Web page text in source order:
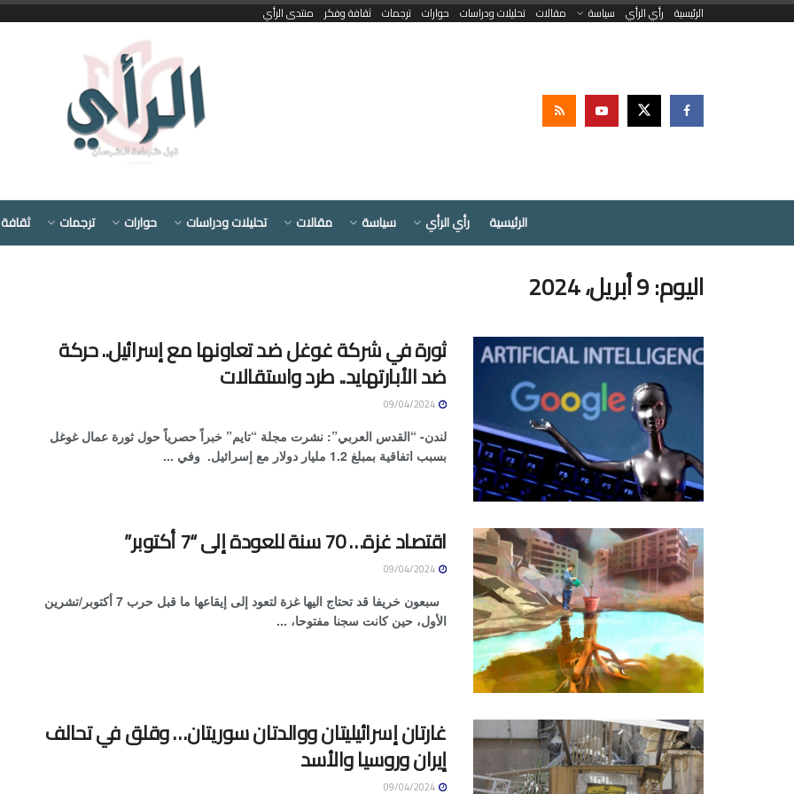
الرئيسية رأي الرأي سياسة مقالات تحليلات ودراسات حوارات ترجمات ثقافة وفكر منتدى الرأي
الرئيسية رأي الرأي سياسة مقالات تحليلات ودراسات حوارات ترجمات
اليوم:9 أبريل، 2024
ثورة في شركة غوغل ضد تعاونها مع إسرائيل.. حركة
ضد الأبارتهايد.. طرد واستقالات
لندن- “القدس العربي”: نشرت مجلة “تايم” خبراً حصرياً حول ثورة عمال غوغل
بسبب اتفاقية بمبلغ 1.2 مليار دولار مع إسرائيل. وفي ...
اقتصاد غزة… 70 سنة للعودة إلى “7 أكتوبر”
سبعون خريفا قد تحتاج اليها غزة لتعود إلى إيقاعها ما قبل حرب 7 أكتوبر/تشرين
الأول، حين كانت سجنا مفتوحا، ...
غارتان إسرائيليتان ووالدتان سوريتان… وقلق في تحالف
إيران وروسيا والأسد